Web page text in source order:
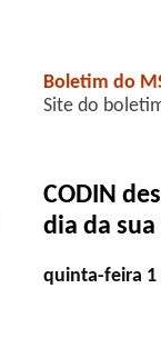
Boletim do
Site do
CODIN
dia da
quinta-feira 1